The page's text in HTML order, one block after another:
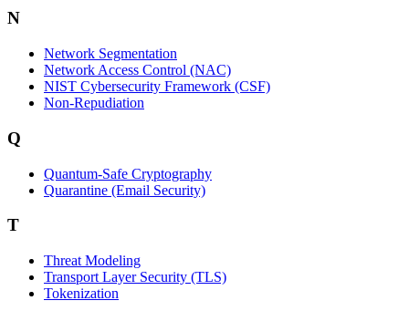
N
Network Segmentation
Network Access Control (NAC)
NIST Cybersecurity Framework (CSF)
Non-Repudiation
Q
Quantum-Safe Cryptography
Quarantine (Email Security)
T
Threat Modeling
Transport Layer Security (TLS)
Tokenization